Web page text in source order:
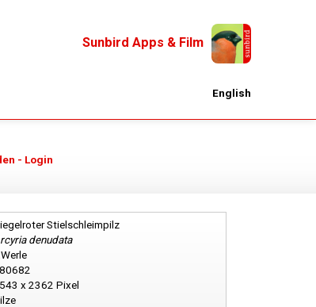
Sunbird Apps & Film
English
- Login
Stielschleimpilz
denudata
x 2362 Pixel